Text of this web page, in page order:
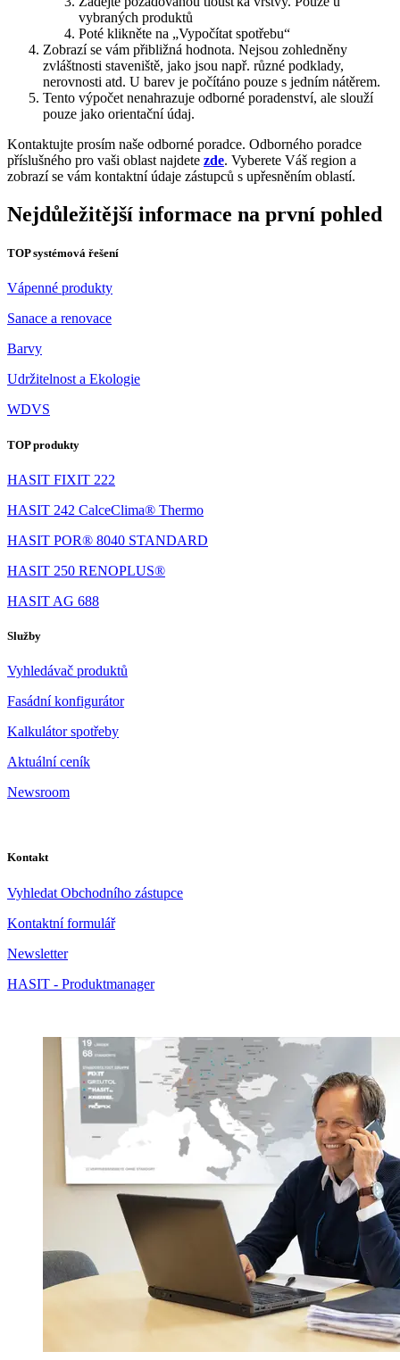
vybraných produktů
Poté klikněte na „Vypočítat spotřebu“
Zobrazí se vám přibližná hodnota. Nejsou zohledněny
zvláštnosti staveniště, jako jsou např. různé podklady,
nerovnosti atd. U barev je počítáno pouze s jedním nátěrem.
Tento výpočet nenahrazuje odborné poradenství, ale slouží
pouze jako orientační údaj.
Kontaktujte prosím naše odborné poradce. Odborného poradce
příslušného pro vaši oblast najdete zde. Vyberete Váš region a
zobrazí se vám kontaktní údaje zástupců s upřesněním oblastí.
Nejdůležitější informace na první pohled
TOP systémová řešení
Vápenné produkty
Sanace a renovace
Barvy
Udržitelnost a Ekologie
WDVS
TOP produkty
HASIT FIXIT 222
HASIT 242 CalceClima® Thermo
HASIT POR® 8040 STANDARD
HASIT 250 RENOPLUS®
HASIT AG 688
Služby
Vyhledávač produktů
Fasádní konfigurátor
Kalkulátor spotřeby
Aktuální ceník
Newsroom
Kontakt
Vyhledat Obchodního zástupce
Kontaktní formulář
Newsletter
HASIT - Produktmanager